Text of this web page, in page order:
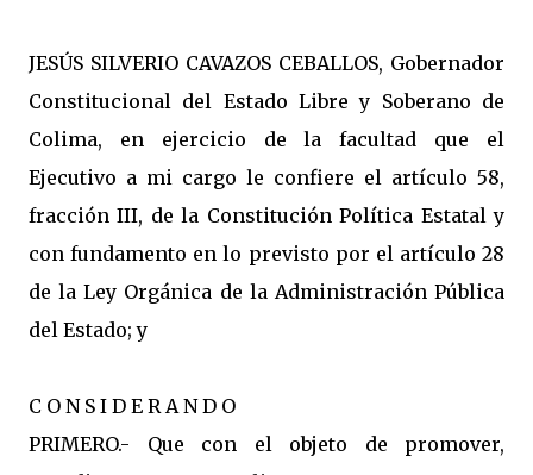
JESÚS SILVERIO CAVAZOS CEBALLOS, Gobernador
Constitucional del Estado Libre y Soberano de
Colima, en ejercicio de la facultad que el
Ejecutivo a mi cargo le confiere el artículo 58,
fracción III, de la Constitución Política Estatal y
con fundamento en lo previsto por el artículo 28
de la Ley Orgánica de la Administración Pública
del Estado; y
C O N S I D E R A N D O
PRIMERO.- Que con el objeto de promover,